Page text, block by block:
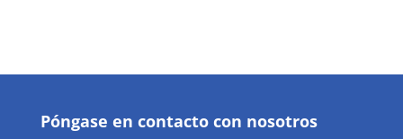
Póngase en contacto con nosotros